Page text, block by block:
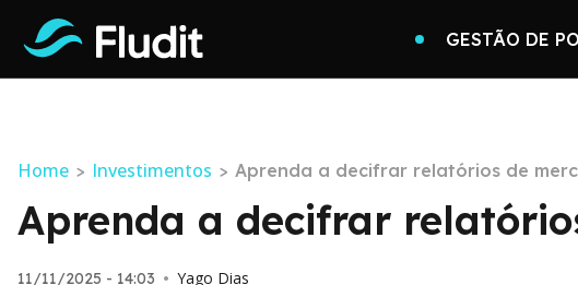
GESTÃO DE
Home > Investimentos > Aprenda a decifrar relatórios de
Aprenda a decifrar
11/11/2025 - 14:03 • Yago Dias